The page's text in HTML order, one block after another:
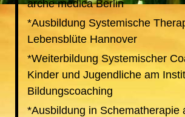
arche medica Berlin
*Ausbildung Systemische
Lebensblüte Hannover
*Weiterbildung Systemischer
Kinder und Jugendliche am
Bildungscoaching
*Ausbildung in Schematherapie